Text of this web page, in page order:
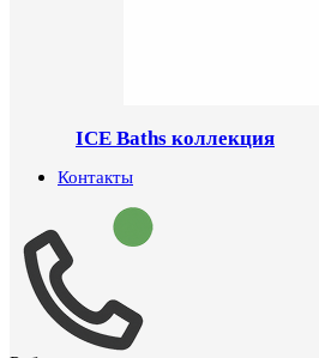
ICE Baths коллекция
Контакты